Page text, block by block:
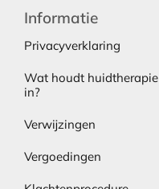
Informatie
Privacyverklaring
Wat houdt huidtherapie
in?
Verwijzingen
Vergoedingen